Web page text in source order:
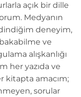
açık bir dille
Medyanın
deneyim,
ve
alışkanlığı
her yazıda ve
kitapta amacım;
sorular